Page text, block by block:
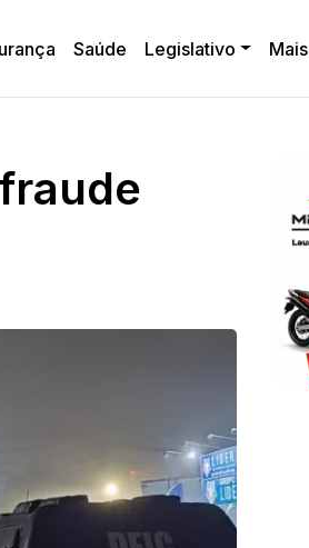
Saúde Legislativo Mais